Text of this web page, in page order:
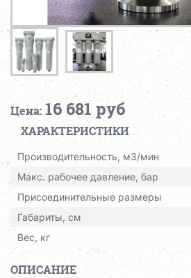
Цена: 16 681 руб
ХАРАКТЕРИСТИКИ
Производительность, м3/мин
Макс. рабочее давление, бар
Присоединительные размеры
Габариты, см
Вес, кг
ОПИСАНИЕ